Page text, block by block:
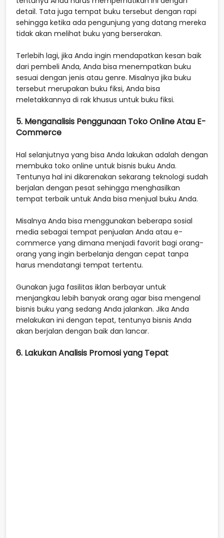
detail. Tata juga tempat buku tersebut dengan rapi
sehingga ketika ada pengunjung yang datang mereka
tidak akan melihat buku yang berserakan.
Terlebih lagi, jika Anda ingin mendapatkan kesan baik
dari pembeli Anda, Anda bisa menempatkan buku
sesuai dengan jenis atau genre. Misalnya jika buku
tersebut merupakan buku fiksi, Anda bisa
meletakkannya di rak khusus untuk buku fiksi.
5. Menganalisis Penggunaan Toko Online Atau E-
Commerce
Hal selanjutnya yang bisa Anda lakukan adalah dengan
membuka toko online untuk bisnis buku Anda.
Tentunya hal ini dikarenakan sekarang teknologi sudah
berjalan dengan pesat sehingga menghasilkan
tempat terbaik untuk Anda bisa menjual buku Anda.
Misalnya Anda bisa menggunakan beberapa sosial
media sebagai tempat penjualan Anda atau e-
commerce yang dimana menjadi favorit bagi orang-
orang yang ingin berbelanja dengan cepat tanpa
harus mendatangi tempat tertentu.
Gunakan juga fasilitas iklan berbayar untuk
menjangkau lebih banyak orang agar bisa mengenal
bisnis buku yang sedang Anda jalankan. Jika Anda
melakukan ini dengan tepat, tentunya bisnis Anda
akan berjalan dengan baik dan lancar.
6. Lakukan Analisis Promosi yang Tepat